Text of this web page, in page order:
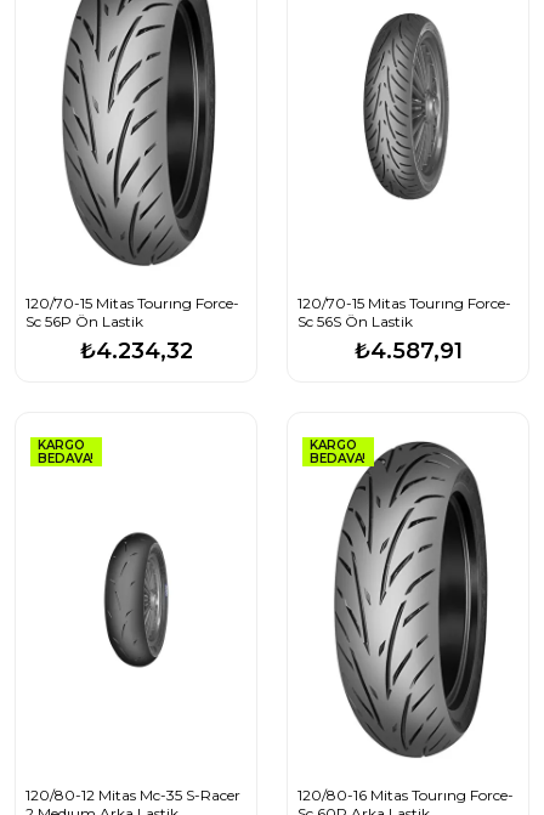
120/70-15 Mitas Tourıng Force-
Sc 56P Ön Lastik
₺4.234,32
120/70-15 Mitas Tourıng Force-
Sc 56S Ön Lastik
₺4.587,91
KARGO
BEDAVA!
120/80-12 Mitas Mc-35 S-Racer
KARGO
BEDAVA!
120/80-16 Mitas Tourıng Force-